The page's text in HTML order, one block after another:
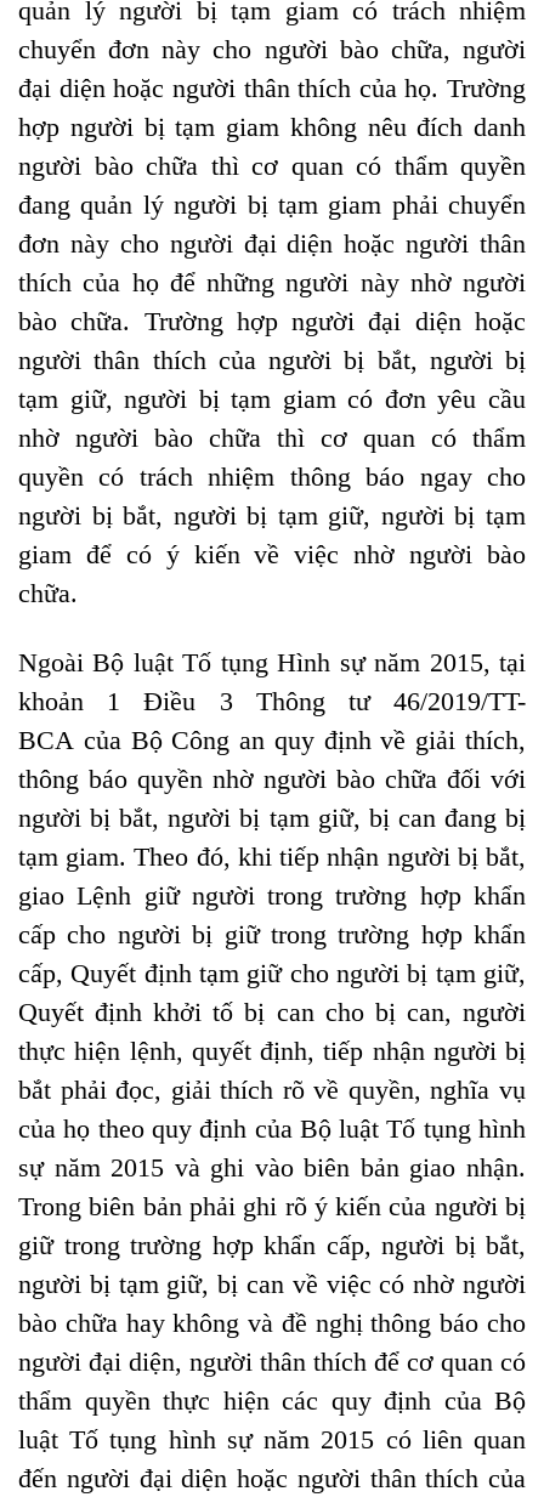
quản lý người bị tạm giam có trách nhiệm
chuyển đơn này cho người bào chữa, người
đại diện hoặc người thân thích của họ. Trường
hợp người bị tạm giam không nêu đích danh
người bào chữa thì cơ quan có thẩm quyền
đang quản lý người bị tạm giam phải chuyển
đơn này cho người đại diện hoặc người thân
thích của họ để những người này nhờ người
bào chữa. Trường hợp người đại diện hoặc
người thân thích của người bị bắt, người bị
tạm giữ, người bị tạm giam có đơn yêu cầu
nhờ người bào chữa thì cơ quan có thẩm
quyền có trách nhiệm thông báo ngay cho
người bị bắt, người bị tạm giữ, người bị tạm
giam để có ý kiến về việc nhờ người bào
chữa.
Ngoài Bộ luật Tố tụng Hình sự năm 2015, tại
khoản 1 Điều 3 Thông tư 46/2019/TT-
BCA của Bộ Công an quy định về giải thích,
thông báo quyền nhờ người bào chữa đối với
người bị bắt, người bị tạm giữ, bị can đang bị
tạm giam. Theo đó, khi tiếp nhận người bị bắt,
giao Lệnh giữ người trong trường hợp khẩn
cấp cho người bị giữ trong trường hợp khẩn
cấp, Quyết định tạm giữ cho người bị tạm giữ,
Quyết định khởi tố bị can cho bị can, người
thực hiện lệnh, quyết định, tiếp nhận người bị
bắt phải đọc, giải thích rõ về quyền, nghĩa vụ
của họ theo quy định của Bộ luật Tố tụng hình
sự năm 2015 và ghi vào biên bản giao nhận.
Trong biên bản phải ghi rõ ý kiến của người bị
giữ trong trường hợp khẩn cấp, người bị bắt,
người bị tạm giữ, bị can về việc có nhờ người
bào chữa hay không và đề nghị thông báo cho
người đại diện, người thân thích để cơ quan có
thẩm quyền thực hiện các quy định của Bộ
luật Tố tụng hình sự năm 2015 có liên quan
đến người đại diện hoặc người thân thích của